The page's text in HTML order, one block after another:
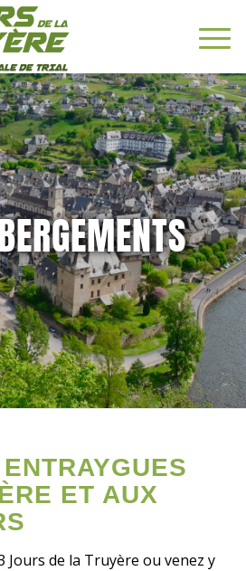
ET AUX
Jours de la Truyère ou venez y